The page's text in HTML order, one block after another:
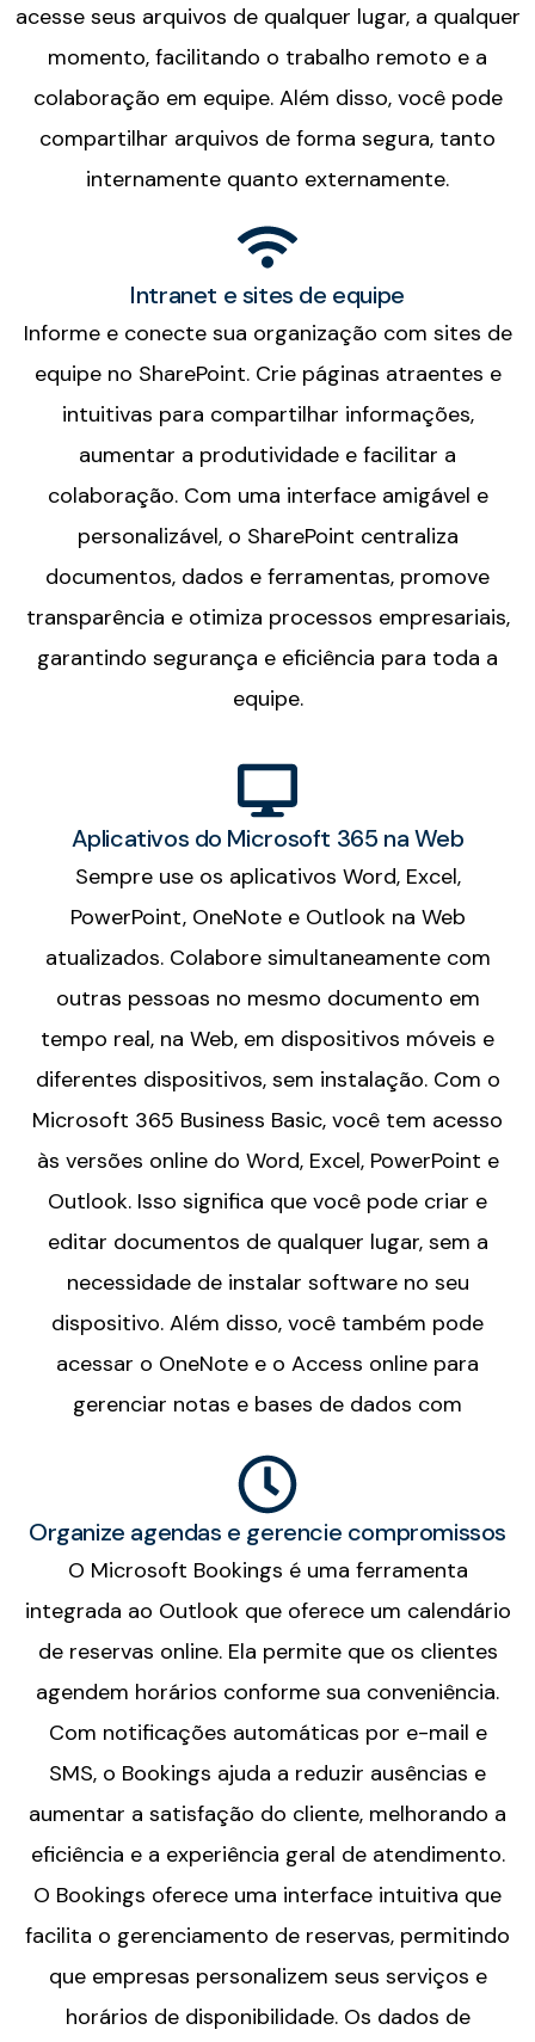
acesse seus arquivos de qualquer lugar, a qualquer
momento, facilitando o trabalho remoto e a
colaboração em equipe. Além disso, você pode
compartilhar arquivos de forma segura, tanto
internamente quanto externamente.
Intranet e sites de equipe
Informe e conecte sua organização com sites de
equipe no SharePoint. Crie páginas atraentes e
intuitivas para compartilhar informações,
aumentar a produtividade e facilitar a
colaboração. Com uma interface amigável e
personalizável, o SharePoint centraliza
documentos, dados e ferramentas, promove
transparência e otimiza processos empresariais,
garantindo segurança e eficiência para toda a
equipe.
Aplicativos do Microsoft 365 na Web
Sempre use os aplicativos Word, Excel,
PowerPoint, OneNote e Outlook na Web
atualizados. Colabore simultaneamente com
outras pessoas no mesmo documento em
tempo real, na Web, em dispositivos móveis e
diferentes dispositivos, sem instalação. Com o
Microsoft 365 Business Basic, você tem acesso
às versões online do Word, Excel, PowerPoint e
Outlook. Isso significa que você pode criar e
editar documentos de qualquer lugar, sem a
necessidade de instalar software no seu
dispositivo. Além disso, você também pode
acessar o OneNote e o Access online para
gerenciar notas e bases de dados com
Organize agendas e gerencie compromissos
O Microsoft Bookings é uma ferramenta
integrada ao Outlook que oferece um calendário
de reservas online. Ela permite que os clientes
agendem horários conforme sua conveniência.
Com notificações automáticas por e-mail e
SMS, o Bookings ajuda a reduzir ausências e
aumentar a satisfação do cliente, melhorando a
eficiência e a experiência geral de atendimento.
O Bookings oferece uma interface intuitiva que
facilita o gerenciamento de reservas, permitindo
que empresas personalizem seus serviços e
horários de disponibilidade. Os dados de